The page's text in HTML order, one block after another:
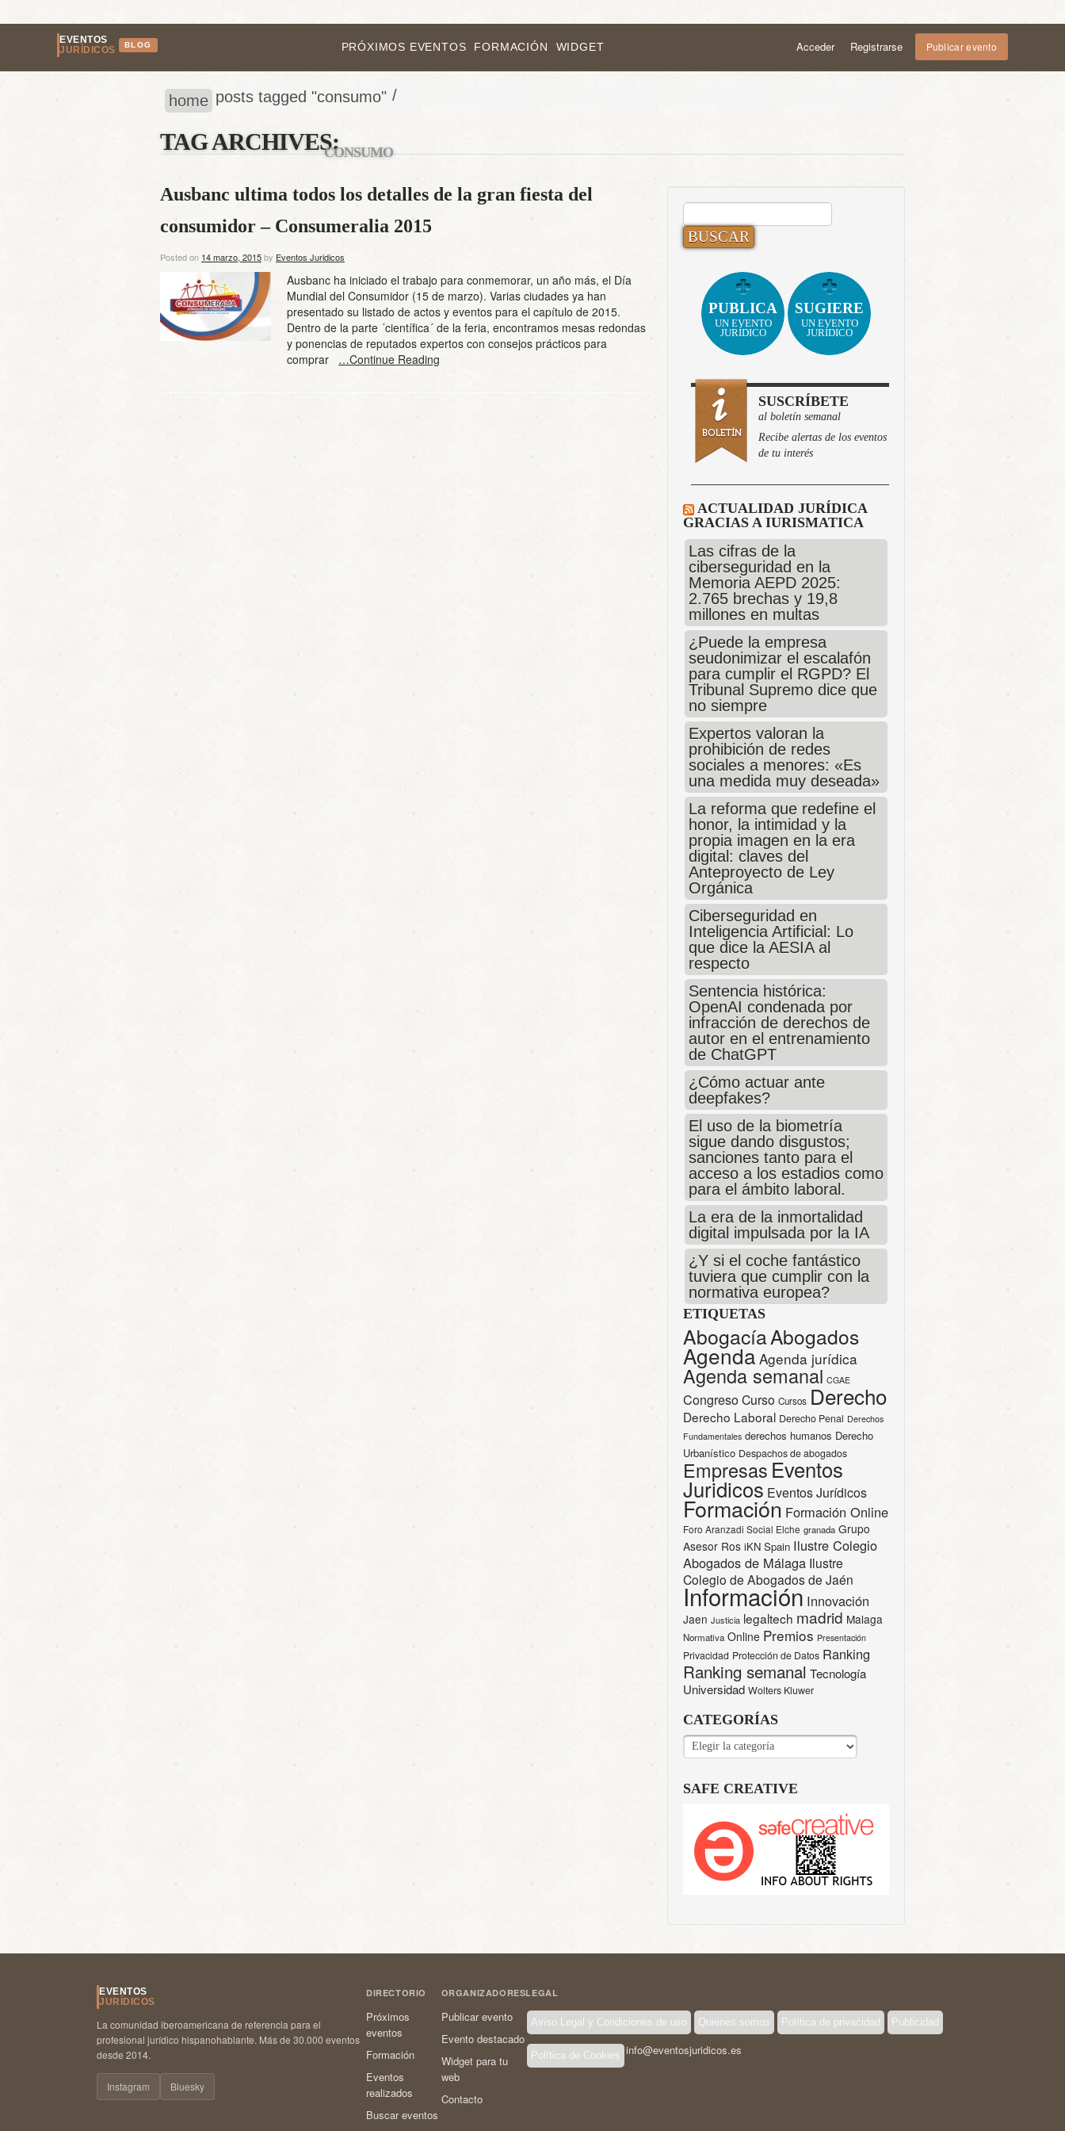
EVENTOS
JURÍDICOS
BLOG PRÓXIMOS EVENTOS FORMACIÓN WIDGET Acceder Registrarse Publicar evento
home /
posts tagged "consumo"
TAG ARCHIVES:CONSUMO
Ausbanc ultima todos los detalles de la gran fiesta del
consumidor – Consumeralia 2015
Posted on 14 marzo, 2015by Eventos Juridicos
Ausbanc ha iniciado el trabajo para conmemorar, un año más, el Día
Mundial del Consumidor (15 de marzo). Varias ciudades ya han
presentado su listado de actos y eventos para el capítulo de 2015.
Dentro de la parte ´científica´ de la feria, encontramos mesas redondas
y ponencias de reputados expertos con consejos prácticos para
comprar …Continue Reading
BUSCAR:
PUBLICA
UN EVENTO
JURÍDICO
SUGIERE
UN EVENTO
JURÍDICO
SUSCRÍBETE
al boletín semanal
Recibe alertas de los eventos
de tu interés
ACTUALIDAD JURÍDICA
GRACIAS A IURISMATICA
Las cifras de la
ciberseguridad en la
Memoria AEPD 2025:
2.765 brechas y 19,8
millones en multas
¿Puede la empresa
seudonimizar el escalafón
para cumplir el RGPD? El
Tribunal Supremo dice que
no siempre
Expertos valoran la
prohibición de redes
sociales a menores: «Es
una medida muy deseada»
La reforma que redefine el
honor, la intimidad y la
propia imagen en la era
digital: claves del
Anteproyecto de Ley
Orgánica
Ciberseguridad en
Inteligencia Artificial: Lo
que dice la AESIA al
respecto
Sentencia histórica:
OpenAI condenada por
infracción de derechos de
autor en el entrenamiento
de ChatGPT
¿Cómo actuar ante
deepfakes?
El uso de la biometría
sigue dando disgustos;
sanciones tanto para el
acceso a los estadios como
para el ámbito laboral.
La era de la inmortalidad
digital impulsada por la IA
¿Y si el coche fantástico
tuviera que cumplir con la
normativa europea?
ETIQUETAS
AbogacíaAbogados
Agenda Agenda jurídica
Agenda semanal CGAE
CongresoCurso Cursos Derecho
Derecho Laboral Derecho Penal Derechos
Fundamentales derechos humanos Derecho
Urbanístico Despachos de abogados
Empresas Eventos
Juridicos Eventos Jurídicos
Formación Formación Online
Foro Aranzadi Social Elche granada Grupo
Asesor Ros iKN Spain Ilustre Colegio
Abogados de Málaga Ilustre
Colegio de Abogados de Jaén
Información Innovación
Jaen Justicia legaltech madrid Malaga
Normativa Online Premios Presentación
Privacidad Protección de Datos Ranking
Ranking semanal Tecnología
Universidad Wolters Kluwer
CATEGORÍAS
CATEGORÍAS
SAFE CREATIVE
EVENTOS
JURÍDICOS
La comunidad iberoamericana de referencia para el
profesional jurídico hispanohablante. Más de 30.000 eventos
desde 2014.
Instagram Bluesky
DIRECTORIO
Próximos
eventos
Formación
Eventos
realizados
Buscar eventos
ORGANIZADORES
Publicar evento
Evento destacado
Widget para tu
web
Contacto
LEGAL
Aviso Legal y Condiciones de uso Quienes somos Política de privacidad Publicidad
Política de Cookies info@eventosjuridicos.es